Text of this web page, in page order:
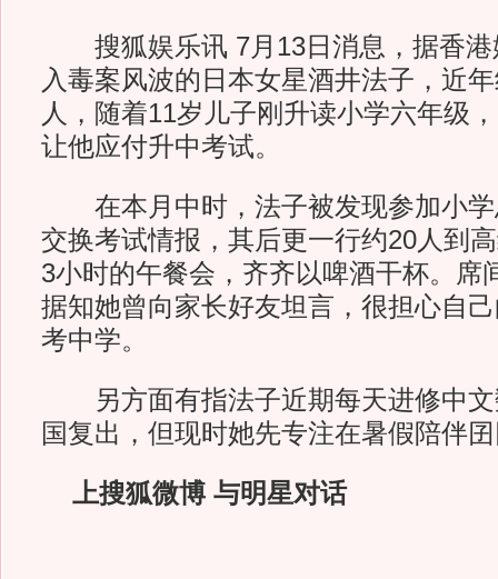
搜狐娱乐讯 7月13日消息，据香港
入毒案风波的日本女星酒井法子，近
人，随着11岁儿子刚升读小学六年级
让他应付升中考试。
在本月中时，法子被发现参加小学
交换考试情报，其后更一行约20人到
3小时的午餐会，齐齐以啤酒干杯。席
据知她曾向家长好友坦言，很担心自
考中学。
另方面有指法子近期每天进修中文
国复出，但现时她先专注在暑假陪伴
上搜狐微博 与明星对话